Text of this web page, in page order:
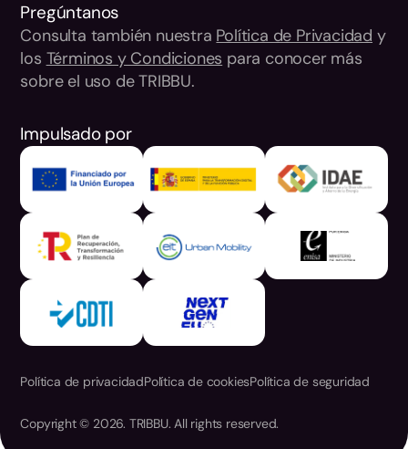
Pregúntanos
Consulta también nuestra Política de Privacidad y
los Términos y Condiciones para conocer más
sobre el uso de TRIBBU.
Impulsado por
Política de privacidadPolítica de cookiesPolítica de seguridad
Copyright © 2026. TRIBBU. All rights reserved.